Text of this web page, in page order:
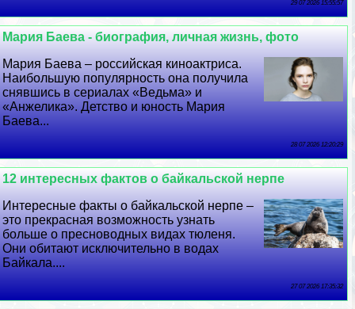
29 07 2026 15:55:57
Мария Баева - биография, личная жизнь, фото
Мария Баева – российская киноактриса.
Наибольшую популярность она получила
снявшись в сериалах «Ведьма» и
«Анжелика». Детство и юность Мария
Баева...
28 07 2026 12:20:29
12 интересных фактов о байкальской нерпе
Интересные факты о байкальской нерпе –
это прекрасная возможность узнать
больше о пресноводных видах тюленя.
Они обитают исключительно в водах
Байкала....
27 07 2026 17:35:32